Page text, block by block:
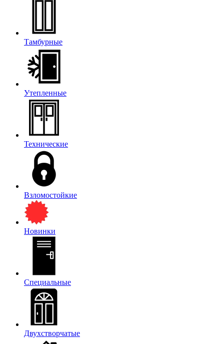
Тамбурные
Утепленные
Технические
Взломостойкие
Новинки
Специальные
Двухстворчатые